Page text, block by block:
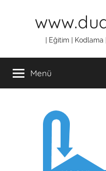
| Eğitim | Kodlama
Menü